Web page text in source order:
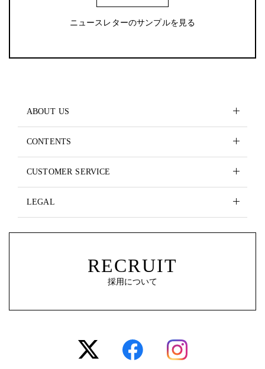
ニュースレターのサンプルを見る
ABOUT US
CONTENTS
CUSTOMER SERVICE
LEGAL
RECRUIT
採用について